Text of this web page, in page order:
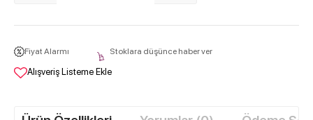
Fiyat Alarmı Stoklara düşünce haber ver
Alışveriş Listeme Ekle